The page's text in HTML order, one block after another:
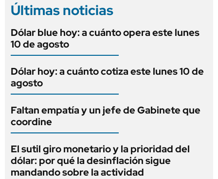
Últimas noticias
Dólar blue hoy: a cuánto opera este lunes
10 de agosto
Dólar hoy: a cuánto cotiza este lunes 10 de
agosto
Faltan empatía y un jefe de Gabinete que
coordine
El sutil giro monetario y la prioridad del
dólar: por qué la desinflación sigue
mandando sobre la actividad